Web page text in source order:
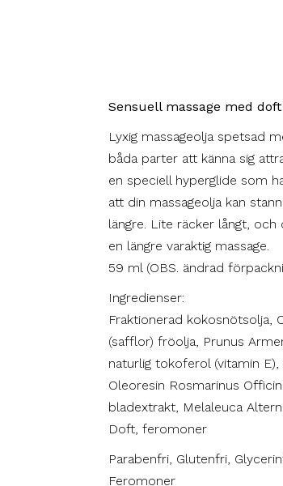
Sensuell massage med
Lyxig massageolja spetsad
båda parter att känna sig
en speciell hyperglide som
att din massageolja kan
längre. Lite räcker långt,
en längre varaktig massage.
59 ml (OBS. ändrad
Ingredienser:
Fraktionerad kokosnötsolja,
(safflor) fröolja, Prunus
naturlig tokoferol (vitamin
Oleoresin Rosmarinus
bladextrakt, Melaleuca
Doft, feromoner
Parabenfri, Glutenfri,
Feromoner